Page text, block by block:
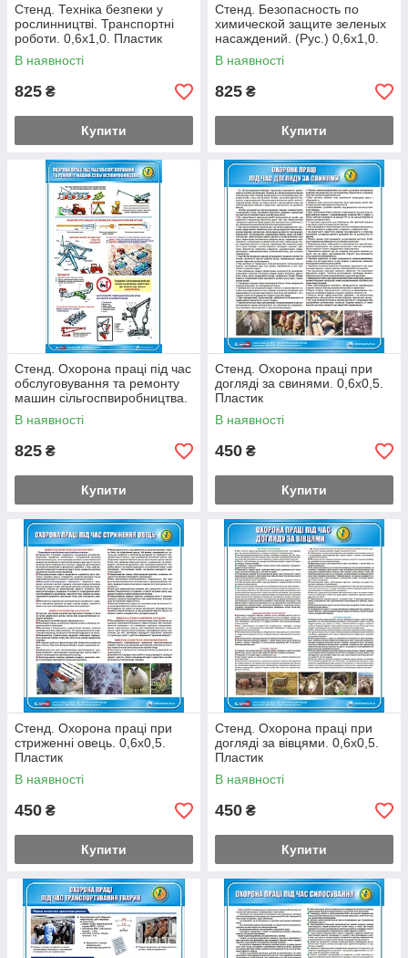
Стенд. Техніка безпеки у
рослинництві. Транспортні
роботи. 0,6х1,0. Пластик
В наявності
825 ₴
Купити
Стенд. Безопасность по
химической защите зеленых
насаждений. (Рус.) 0,6х1,0.
Пластик
В наявності
825 ₴
Купити
Стенд. Охорона праці під час
обслуговування та ремонту
машин сільгоспвиробництва.
0,6х1,0. Пластик
В наявності
825 ₴
Купити
Стенд. Охорона праці при
догляді за свинями. 0,6х0,5.
Пластик
В наявності
450 ₴
Купити
Стенд. Охорона праці при
стриженні овець. 0,6х0,5.
Пластик
В наявності
450 ₴
Купити
Стенд. Охорона праці при
догляді за вівцями. 0,6х0,5.
Пластик
В наявності
450 ₴
Купити